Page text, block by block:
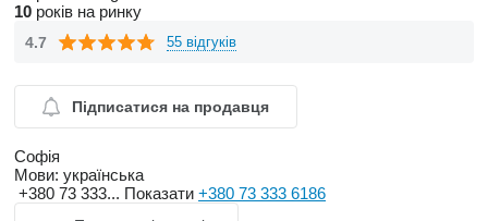
10 років на ринку
4.7 55 відгуків
Підписатися на продавця
Софія
Мови: українська
+380 73 333... Показати +380 73 333 6186